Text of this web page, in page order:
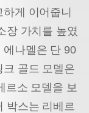
게 이어줍니
장 가치를 높였
에나멜은 단 90
크 골드 모델은
르소 모델을 보
박스는 리베르